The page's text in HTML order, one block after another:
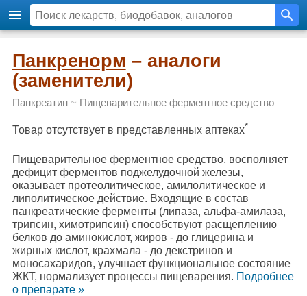
Панкренорм – аналоги
(заменители)
Панкреатин~ Пищеварительное ферментное средство
Товар отсутствует в представленных аптеках*
Пищеварительное ферментное средство, восполняет
дефицит ферментов поджелудочной железы,
оказывает протеолитическое, амилолитическое и
липолитическое действие. Входящие в состав
панкреатические ферменты (липаза, альфа-амилаза,
трипсин, химотрипсин) способствуют расщеплению
белков до аминокислот, жиров - до глицерина и
жирных кислот, крахмала - до декстринов и
моносахаридов, улучшает функциональное состояние
ЖКТ, нормализует процессы пищеварения. Подробнee
о препарате »